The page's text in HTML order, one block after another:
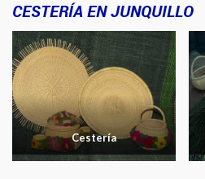
CESTERÍA EN JUNQUILLO
Cestería